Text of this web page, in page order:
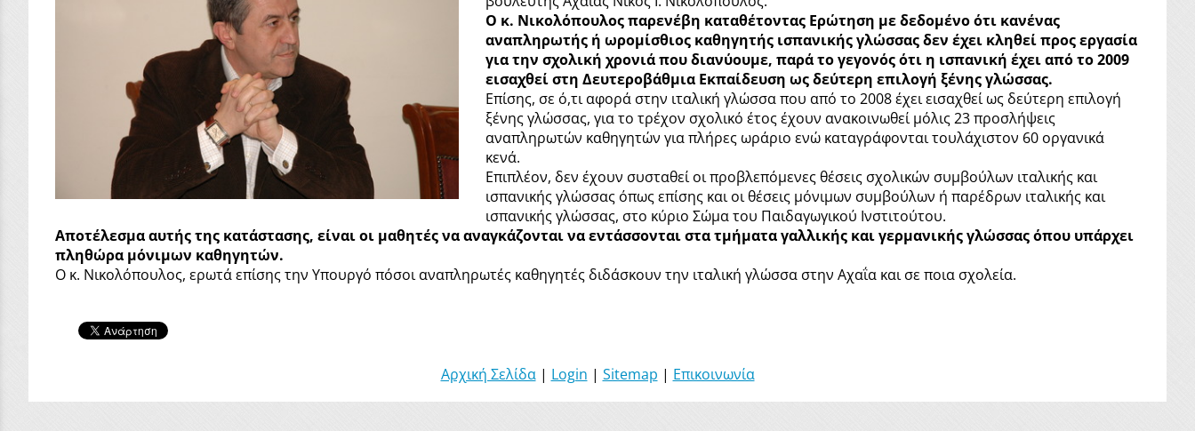
Ο κ. Νικολόπουλος παρενέβη καταθέτοντας Ερώτηση με δεδομένο ότι κανένας
αναπληρωτής ή ωρομίσθιος καθηγητής ισπανικής γλώσσας δεν έχει κληθεί προς εργασία
για την σχολική χρονιά που διανύουμε, παρά το γεγονός ότι η ισπανική έχει από το 2009
εισαχθεί στη Δευτεροβάθμια Εκπαίδευση ως δεύτερη επιλογή ξένης γλώσσας.
Επίσης, σε ό,τι αφορά στην ιταλική γλώσσα που από το 2008 έχει εισαχθεί ως δεύτερη επιλογή
ξένης γλώσσας, για το τρέχον σχολικό έτος έχουν ανακοινωθεί μόλις 23 προσλήψεις
αναπληρωτών καθηγητών για πλήρες ωράριο ενώ καταγράφονται τουλάχιστον 60 οργανικά
κενά.
Επιπλέον, δεν έχουν συσταθεί οι προβλεπόμενες θέσεις σχολικών συμβούλων ιταλικής και
ισπανικής γλώσσας όπως επίσης και οι θέσεις μόνιμων συμβούλων ή παρέδρων ιταλικής και
ισπανικής γλώσσας, στο κύριο Σώμα του Παιδαγωγικού Ινστιτούτου.
Αποτέλεσμα αυτής της κατάστασης, είναι οι μαθητές να αναγκάζονται να εντάσσονται στα τμήματα γαλλικής και γερμανικής γλώσσας όπου υπάρχει
πληθώρα μόνιμων καθηγητών.
Ο κ. Νικολόπουλος, ερωτά επίσης την Υπουργό πόσοι αναπληρωτές καθηγητές διδάσκουν την ιταλική γλώσσα στην Αχαΐα και σε ποια σχολεία.
Αρχική Σελίδα| Login | Sitemap | Επικοινωνία